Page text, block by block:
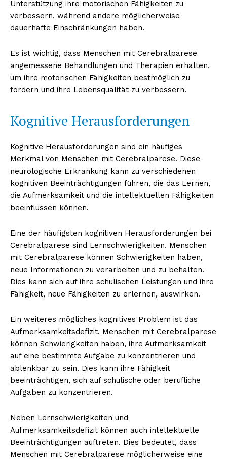
Unterstützung ihre motorischen Fähigkeiten zu
verbessern, während andere möglicherweise
dauerhafte Einschränkungen haben.
Es ist wichtig, dass Menschen mit Cerebralparese
angemessene Behandlungen und Therapien erhalten,
um ihre motorischen Fähigkeiten bestmöglich zu
fördern und ihre Lebensqualität zu verbessern.
Kognitive Herausforderungen
Kognitive Herausforderungen sind ein häufiges
Merkmal von Menschen mit Cerebralparese. Diese
neurologische Erkrankung kann zu verschiedenen
kognitiven Beeinträchtigungen führen, die das Lernen,
die Aufmerksamkeit und die intellektuellen Fähigkeiten
beeinflussen können.
Eine der häufigsten kognitiven Herausforderungen bei
Cerebralparese sind Lernschwierigkeiten. Menschen
mit Cerebralparese können Schwierigkeiten haben,
neue Informationen zu verarbeiten und zu behalten.
Dies kann sich auf ihre schulischen Leistungen und ihre
Fähigkeit, neue Fähigkeiten zu erlernen, auswirken.
Ein weiteres mögliches kognitives Problem ist das
Aufmerksamkeitsdefizit. Menschen mit Cerebralparese
können Schwierigkeiten haben, ihre Aufmerksamkeit
auf eine bestimmte Aufgabe zu konzentrieren und
ablenkbar zu sein. Dies kann ihre Fähigkeit
beeinträchtigen, sich auf schulische oder berufliche
Aufgaben zu konzentrieren.
Neben Lernschwierigkeiten und
Aufmerksamkeitsdefizit können auch intellektuelle
Beeinträchtigungen auftreten. Dies bedeutet, dass
Menschen mit Cerebralparese möglicherweise eine